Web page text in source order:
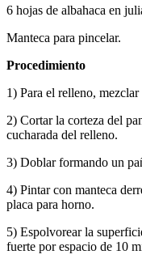
6 hojas de albahaca en
Manteca para pincelar.
Procedimiento
1) Para el relleno,
2) Cortar la corteza del
cucharada del relleno.
3) Doblar formando un
4) Pintar con manteca
placa para horno.
5) Espolvorear la
fuerte por espacio de 10